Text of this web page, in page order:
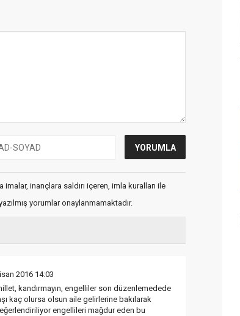
inançlara saldırı içeren, imla kuralları ile
yorumlar onaylanmamaktadır.
2016 14:03
kandırmayın, engelliler son düzenlemedede
kaç olursa olsun aile gelirlerine bakılarak
engellileri mağdur eden bu